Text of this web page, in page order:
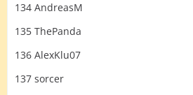
134 AndreasM
135 ThePanda
136 AlexKlu07
137 sorcer